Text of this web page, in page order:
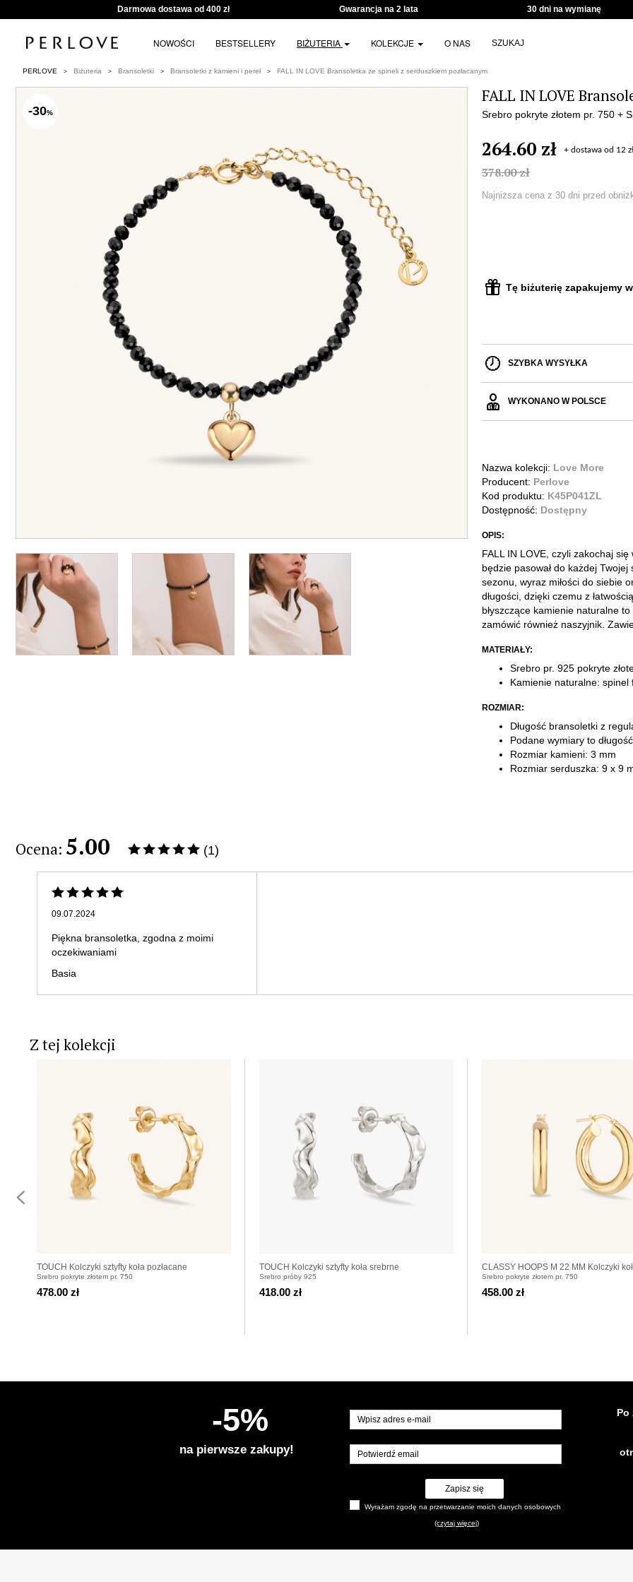
Darmowa dostawa od 400 zł Gwarancja na 2 lata 30 dni na wymianę
NOWOŚCI BESTSELLERY BIŻUTERIA KOLEKCJE O NAS SZUKAJ
PERLOVE Biżuteria Bransoletki Bransoletki z kamieni i pereł FALL IN LOVE Bransoletka ze spineli z serduszkiem pozłacanym
-30%
FALL IN LOVE
Srebro pokryte złotem pr. 750 +
264.60 zł + dostawa od 12
378.00 zł
Najniższa cena z 30 dni przed
Tę biżuterię zapakujemy
SZYBKA WYSYŁKA
WYKONANO W POLSCE
Nazwa kolekcji: Love More
Producent: Perlove
Kod produktu: K45P041ZL
Dostępność: Dostępny
OPIS:
FALL IN LOVE, czyli zakochaj
będzie pasował do każdej
sezonu, wyraz miłości do siebie
długości, dzięki czemu z
błyszczące kamienie naturalne
zamówić również naszyjnik.
MATERIAŁY:
Srebro pr. 925 pokryte
Kamienie naturalne: spinel
ROZMIAR:
Długość bransoletki z
Podane wymiary to
Rozmiar kamieni: 3 mm
Rozmiar serduszka: 9 x 9
Ocena: 5.00 (1)
09.07.2024
Piękna bransoletka, zgodna z moimi
oczekiwaniami
Basia
Z tej kolekcji
TOUCH Kolczyki sztyfty koła pozłacane
Srebro pokryte złotem pr. 750
478.00 zł
TOUCH Kolczyki sztyfty koła srebrne
Srebro próby 925
418.00 zł
CLASSY HOOPS M 22 MM Kolczyki
pozłacane
Srebro pokryte złotem pr. 750
458.00 zł
-5%
na pierwsze zakupy!
Zapisz się
Wyrażam zgodę na przetwarzanie moich danych osobowych
(czytaj więcej)
Po